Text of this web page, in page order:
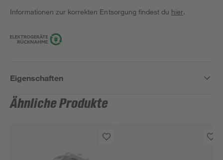
Informationen zur korrekten Entsorgung findest du hier.
Eigenschaften
Ähnliche Produkte